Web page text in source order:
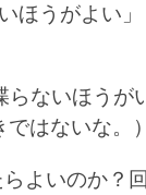
ほうがよい
ないほうが
はないな。）
よいのか？